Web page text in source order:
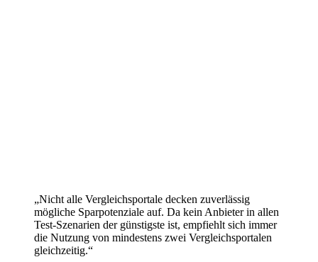
„Nicht alle Vergleichsportale decken zuverlässig
mögliche Sparpotenziale auf. Da kein Anbieter in allen
Test-Szenarien der günstigste ist, empfiehlt sich immer
die Nutzung von mindestens zwei Vergleichsportalen
gleichzeitig.“